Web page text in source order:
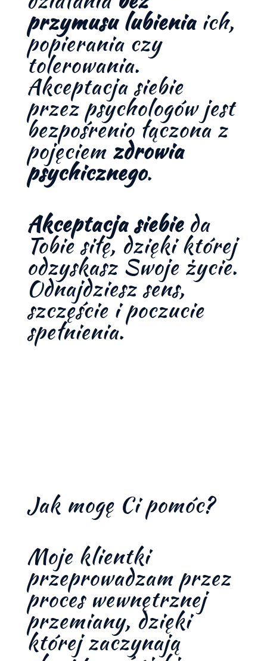
przymusu lubieniaich,
popierania czy
tolerowania.
Akceptacja siebie
przez psychologów jest
bezpośrenio łączona z
pojęciem zdrowia
psychicznego.
Akceptacja siebieda
Tobie siłę, dzięki której
odzyskasz Swoje życie.
Odnajdziesz sens,
szczęście i poczucie
spełnienia.
Jak mogę Ci pomóc?
Moje klientki
przeprowadzam przez
proces wewnętrznej
przemiany, dzięki
której zaczynają